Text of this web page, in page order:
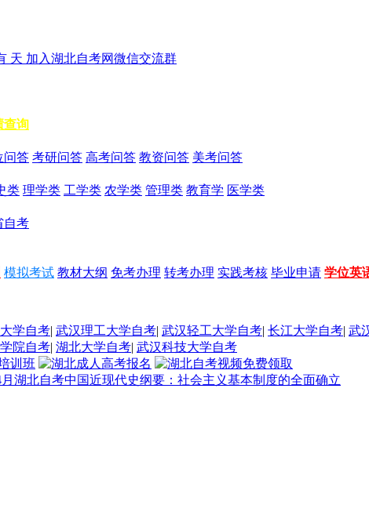
天 加入湖北自考网微信交流群
查询
问答 考研问答 高考问答 教资问答 美考问答
类 理学类 工学类 农学类 管理类 教育学 医学类
自考
模拟考试 教材大纲 免考办理 转考办理 实践考核 毕业申请 学位英
学自考| 武汉理工大学自考| 武汉轻工大学自考| 长江大学自考| 武
院自考| 湖北大学自考| 武汉科技大学自考
月湖北自考中国近现代史纲要：社会主义基本制度的全面确立